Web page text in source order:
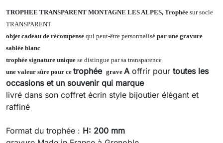
TROPHEE TRANSPARENT MONTAGNE LES ALPES, Trophée sur socle
TRANSPARENT
objet cadeau de récompense qui peut-être personnalisé par une gravure
sablée blanc
trophée signature unique se distingue par sa transparence
une valeur sûre pour ce trophée grave Aoffrir pour toutes les
occasions et un souvenir qui marque
livré dans son coffret écrin style bijoutier élégant et
raffiné
Format du trophée : H: 200 mm